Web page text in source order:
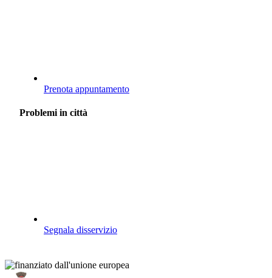
Prenota appuntamento
Problemi in città
Segnala disservizio